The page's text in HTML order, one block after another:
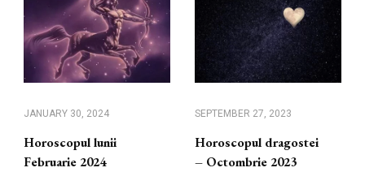
JANUARY 30, 2024
Horoscopul lunii
Februarie 2024
SEPTEMBER 27, 2023
Horoscopul dragostei
– Octombrie 2023